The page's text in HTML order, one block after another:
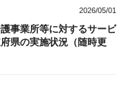
2026/05/01
事業所等に対するサービ
県の実施状況（随時更